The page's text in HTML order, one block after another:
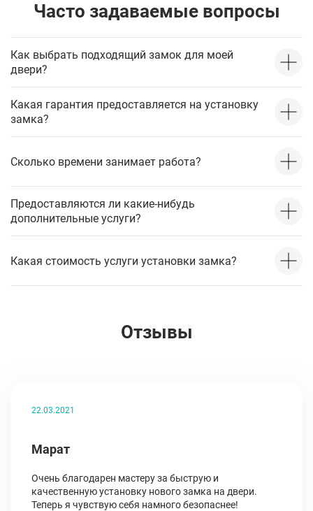
Часто задаваемые вопросы
Как выбрать подходящий замок для моей
двери?
Какая гарантия предоставляется на установку
замка?
Сколько времени занимает работа?
Предоставляются ли какие-нибудь
дополнительные услуги?
Какая стоимость услуги установки замка?
Отзывы
22.03.2021
Марат
Очень благодарен мастеру за быструю и
качественную установку нового замка на двери.
Теперь я чувствую себя намного безопаснее!